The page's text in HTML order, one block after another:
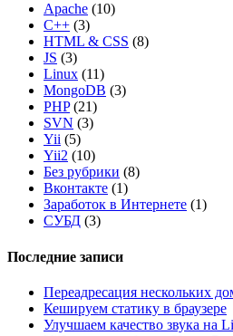
Apache (10)
C++ (3)
HTML & CSS (8)
JS (3)
Linux (11)
MongoDB (3)
PHP(21)
SVN (3)
Yii (5)
Yii2 (10)
Без рубрики (8)
Вконтакте (1)
Заработок в Интернете (1)
СУБД (3)
Последние записи
Переадресация нескольких
Кешируем статику в браузере
Улучшаем качество звука на